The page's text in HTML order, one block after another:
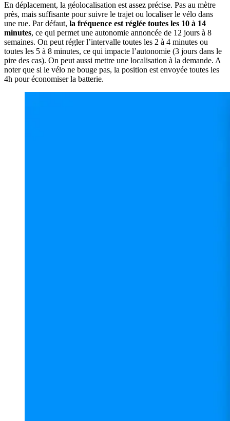
En déplacement, la géolocalisation est assez précise. Pas au mètre
près, mais suffisante pour suivre le trajet ou localiser le vélo dans
une rue. Par défaut, la fréquence est réglée toutes les 10 à 14
minutes, ce qui permet une autonomie annoncée de 12 jours à 8
semaines. On peut régler l’intervalle toutes les 2 à 4 minutes ou
toutes les 5 à 8 minutes, ce qui impacte l’autonomie (3 jours dans le
pire des cas). On peut aussi mettre une localisation à la demande. A
noter que si le vélo ne bouge pas, la position est envoyée toutes les
4h pour économiser la batterie.